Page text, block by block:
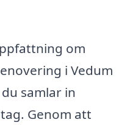
om
i Vedum
samlar in
Genom att